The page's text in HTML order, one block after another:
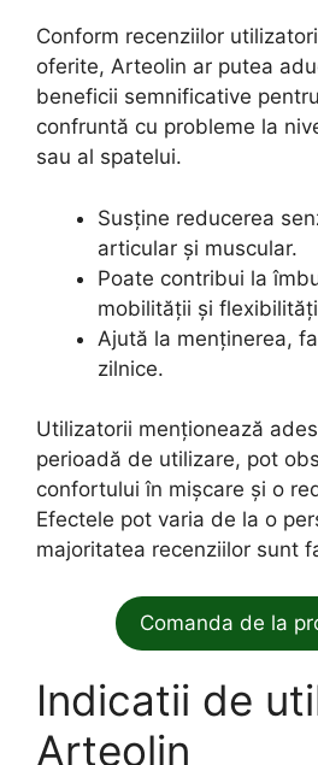
Conform recenziilor
oferite, Arteolin ar putea
beneficii semnificative
confruntă cu probleme la
sau al spatelui.
Susține reducerea
articular și muscular.
Poate contribui la
mobilității și
Ajută la menținerea,
zilnice.
Utilizatorii menționează
perioadă de utilizare, pot
confortului în mișcare și o
Efectele pot varia de la o
majoritatea recenziilor sunt
Comanda de la
Indicatii de
Arteolin